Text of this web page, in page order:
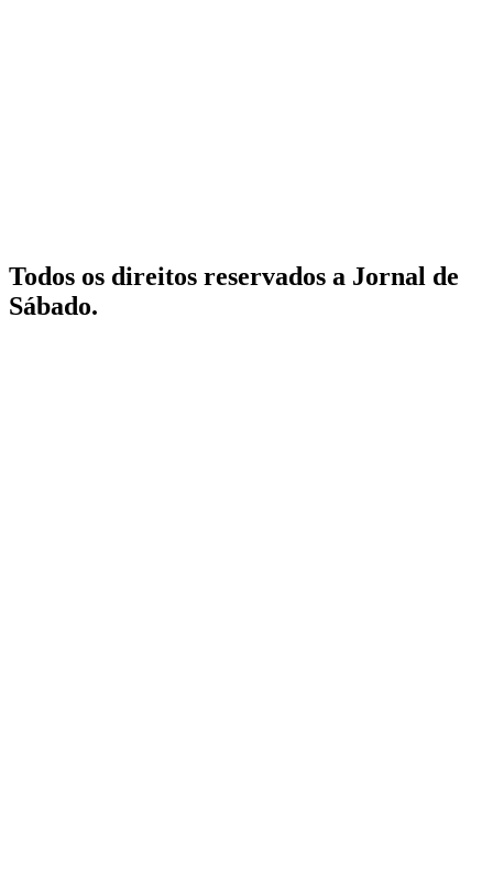
Todos os direitos reservados a Jornal de
Sábado.